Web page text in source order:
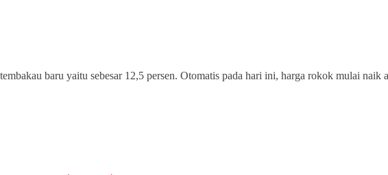
baru yaitu sebesar 12,5 persen. Otomatis pada hari ini, harga rokok mulai naik